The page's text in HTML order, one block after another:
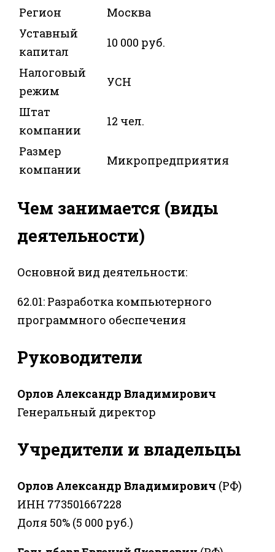
Регион
Москва
Уставный
капитал
10 000 руб.
Налоговый
режим
УСН
Штат
компании
12 чел.
Размер
компании
Микропредприятия
Чем занимается (виды
деятельности)
Основной вид деятельности:
62.01: Разработка компьютерного
программного обеспечения
Руководители
Орлов Александр Владимирович
Генеральный директор
Учредители и владельцы
Орлов Александр Владимирович (РФ)
ИНН 773501667228
Доля 50% (5 000 руб.)